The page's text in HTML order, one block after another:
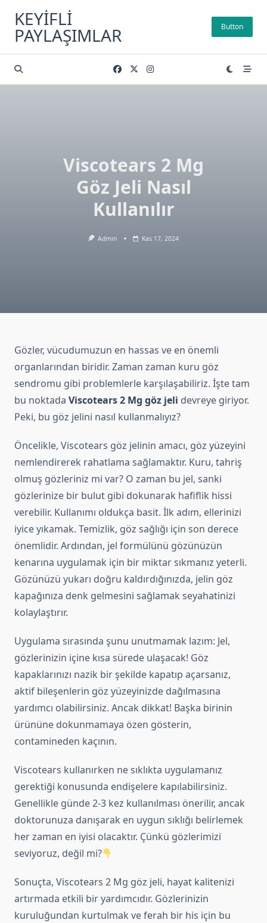
content
KEYIFLI
PAYLAŞIMLAR Button
Viscotears 2 Mg
Göz Jeli Nasıl
Kullanılır
Admin Kas 17, 2024
Gözler, vücudumuzun en hassas ve en önemli
organlarından biridir. Zaman zaman kuru göz
sendromu gibi problemlerle karşılaşabiliriz. İşte tam
bu noktada Viscotears 2 Mg göz jeli devreye giriyor.
Peki, bu göz jelini nasıl kullanmalıyız?
Öncelikle, Viscotears göz jelinin amacı, göz yüzeyini
nemlendirerek rahatlama sağlamaktır. Kuru, tahriş
olmuş gözleriniz mi var? O zaman bu jel, sanki
gözlerinize bir bulut gibi dokunarak hafiflik hissi
verebilir. Kullanımı oldukça basit. İlk adım, ellerinizi
iyice yıkamak. Temizlik, göz sağlığı için son derece
önemlidir. Ardından, jel formülünü gözünüzün
kenarına uygulamak için bir miktar sıkmanız yeterli.
Gözünüzü yukarı doğru kaldırdığınızda, jelin göz
kapağınıza denk gelmesini sağlamak seyahatinizi
kolaylaştırır.
Uygulama sırasında şunu unutmamak lazım: Jel,
gözlerinizin içine kısa sürede ulaşacak! Göz
kapaklarınızı nazik bir şekilde kapatıp açarsanız,
aktif bileşenlerin göz yüzeyinizde dağılmasına
yardımcı olabilirsiniz. Ancak dikkat! Başka birinin
ürününe dokunmamaya özen gösterin,
contamineden kaçının.
Viscotears kullanırken ne sıklıkta uygulamanız
gerektiği konusunda endişelere kapılabilirsiniz.
Genellikle günde 2-3 kez kullanılması önerilir, ancak
doktorunuza danışarak en uygun sıklığı belirlemek
her zaman en iyisi olacaktır. Çünkü gözlerimizi
seviyoruz, değil mi?
Sonuçta, Viscotears 2 Mg göz jeli, hayat kalitenizi
artırmada etkili bir yardımcıdır. Gözlerinizin
kuruluğundan kurtulmak ve ferah bir his için bu